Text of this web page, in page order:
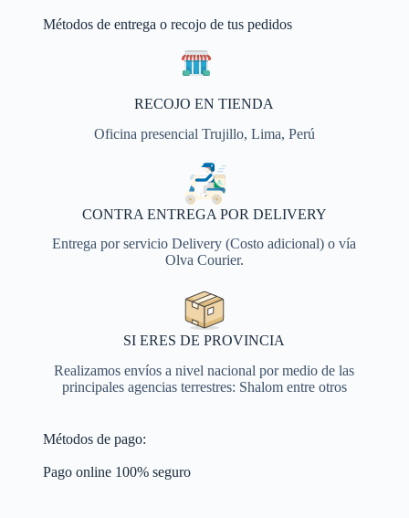
Métodos de entrega o recojo de tus pedidos
RECOJO EN TIENDA
Oficina presencial Trujillo, Lima, Perú
CONTRA ENTREGA POR DELIVERY
Entrega por servicio Delivery (Costo adicional) o vía
Olva Courier.
SI ERES DE PROVINCIA
Realizamos envíos a nivel nacional por medio de las
principales agencias terrestres: Shalom entre otros
Métodos de pago:
Pago online 100% seguro